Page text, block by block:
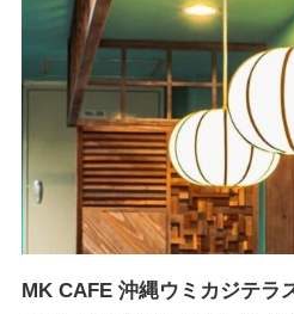
MK CAFE 沖縄ウミカジテラ